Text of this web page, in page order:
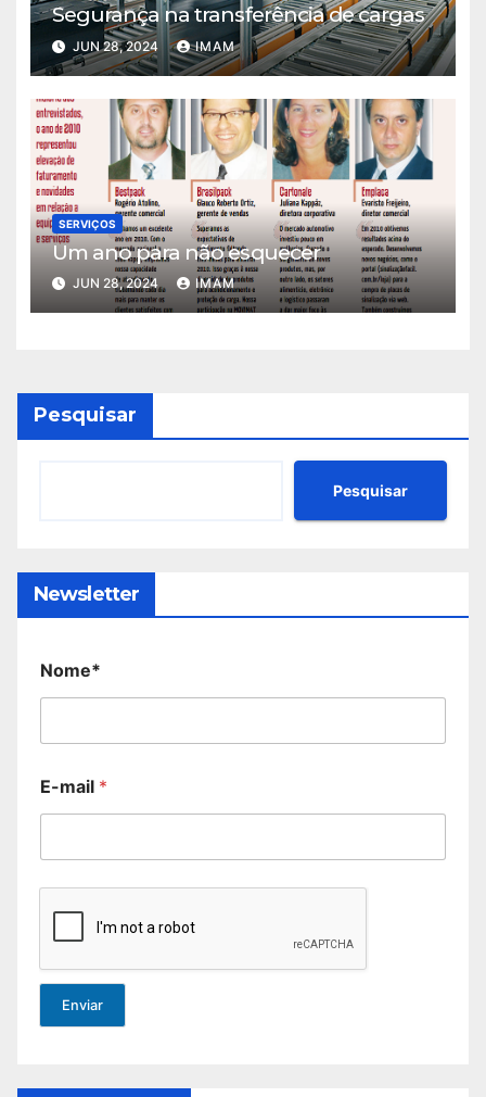
Segurança na transferência de cargas
JUN 28, 2024 IMAM
SERVIÇOS
Um ano para não esquecer
JUN 28, 2024 IMAM
Pesquisar
Pesquisar
Newsletter
Nome*
E-mail *
Enviar